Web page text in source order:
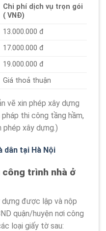
Chi phí dịch vụ trọn gói
( VNĐ)
13.000.000 đ
17.000.000 đ
19.000.000 đ
Giá thoả thuận
vẽ xin phép xây dựng
thi công tầng hầm,
phép xây dựng.)
dân tại Hà Nội
trình nhà ở
dựng được lập và nộp
quận/huyện nơi công
loại giấy tờ sau: